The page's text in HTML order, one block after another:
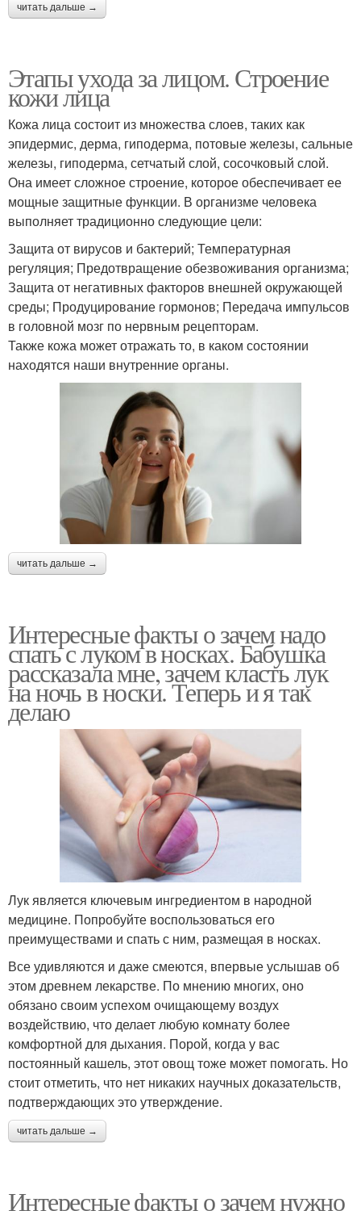
читать дальше →
Этапы ухода за лицом. Строение
кожи лица
Кожа лица состоит из множества слоев, таких как
эпидермис, дерма, гиподерма, потовые железы, сальные
железы, гиподерма, сетчатый слой, сосочковый слой.
Она имеет сложное строение, которое обеспечивает ее
мощные защитные функции. В организме человека
выполняет традиционно следующие цели:
Защита от вирусов и бактерий; Температурная
регуляция; Предотвращение обезвоживания организма;
Защита от негативных факторов внешней окружающей
среды; Продуцирование гормонов; Передача импульсов
в головной мозг по нервным рецепторам.
Также кожа может отражать то, в каком состоянии
находятся наши внутренние органы.
читать дальше →
Интересные факты о зачем надо
спать с луком в носках. Бабушка
рассказала мне, зачем класть лук
на ночь в носки. Теперь и я так
делаю
Лук является ключевым ингредиентом в народной
медицине. Попробуйте воспользоваться его
преимуществами и спать с ним, размещая в носках.
Все удивляются и даже смеются, впервые услышав об
этом древнем лекарстве. По мнению многих, оно
обязано своим успехом очищающему воздух
воздействию, что делает любую комнату более
комфортной для дыхания. Порой, когда у вас
постоянный кашель, этот овощ тоже может помогать. Но
стоит отметить, что нет никаких научных доказательств,
подтверждающих это утверждение.
читать дальше →
Интересные факты о зачем нужно